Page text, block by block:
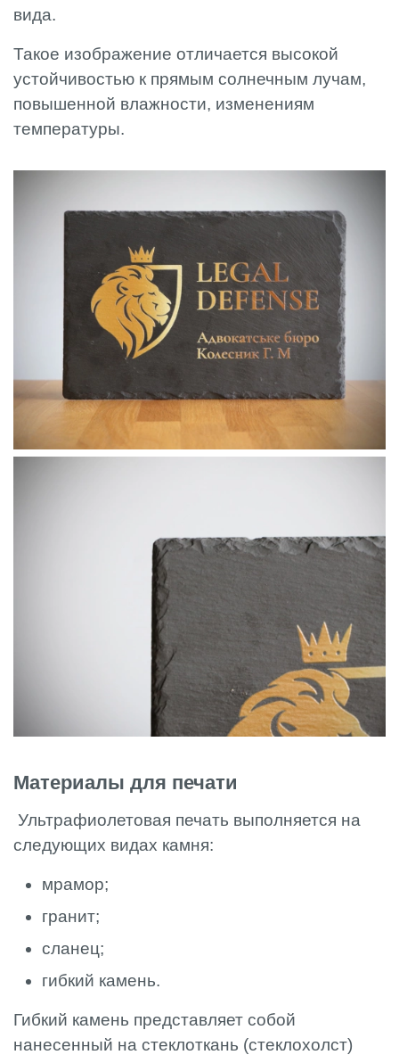
вида.
Такое изображение отличается высокой
устойчивостью к прямым солнечным лучам,
повышенной влажности, изменениям
температуры.
Материалы для печати
Ультрафиолетовая печать выполняется на
следующих видах камня:
мрамор;
гранит;
сланец;
гибкий камень.
Гибкий камень представляет собой
нанесенный на стеклоткань (стеклохолст)